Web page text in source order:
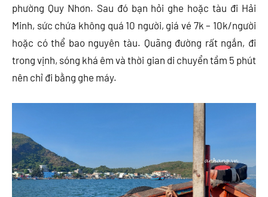
phường Quy Nhơn. Sau đó bạn hỏi ghe hoặc tàu đi Hải
Minh, sức chứa không quá 10 người, giá vé 7k – 10k/người
hoặc có thể bao nguyên tàu. Quãng đường rất ngắn, đi
trong vịnh, sóng khá êm và thời gian di chuyển tầm 5 phút
nên chỉ đi bằng ghe máy.